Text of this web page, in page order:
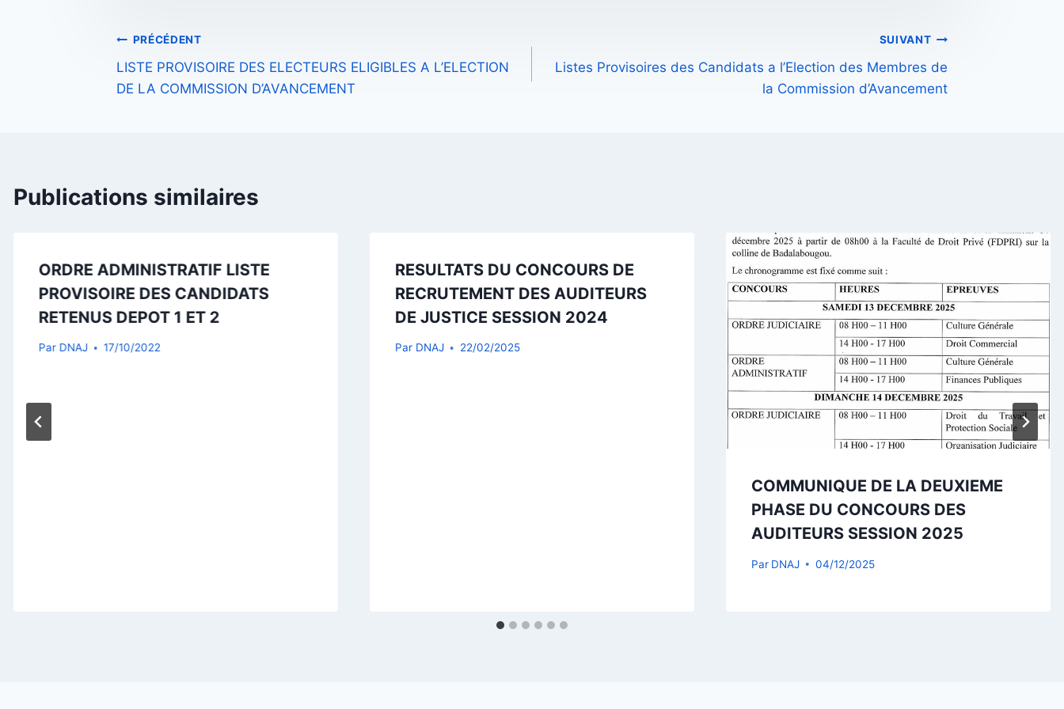
Navigation
de
PRÉCÉDENT
LISTE PROVISOIRE DES ELECTEURS ELIGIBLES A L’ELECTION
DE LA COMMISSION D’AVANCEMENT
SUIVANT
Listes Provisoires des Candidats a l’Election des Membres de
la Commission d’Avancement
Publications similaires
ORDRE ADMINISTRATIF LISTE
PROVISOIRE DES CANDIDATS
RETENUS DEPOT 1 ET 2
Par DNAJ 17/10/2022
RESULTATS DU CONCOURS DE
RECRUTEMENT DES AUDITEURS
DE JUSTICE SESSION 2024
Par DNAJ 22/02/2025
COMMUNIQUE DE LA DEUXIEME
PHASE DU CONCOURS DES
AUDITEURS SESSION 2025
Par DNAJ 04/12/2025